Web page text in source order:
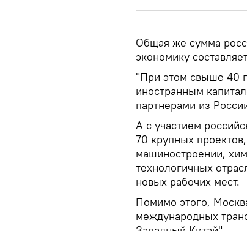
Общая же сумма
экономику
"При этом свыше 40
иностранным
партнерами из
А с участием
70 крупных
машиностроении,
технологичных
новых рабочих мест.
Помимо этого,
международных